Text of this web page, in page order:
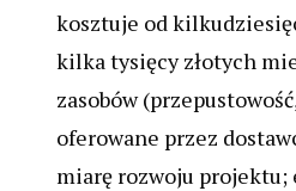
kosztuje od
kilka tysięcy złotych
zasobów
oferowane przez
miarę rozwoju projektu;